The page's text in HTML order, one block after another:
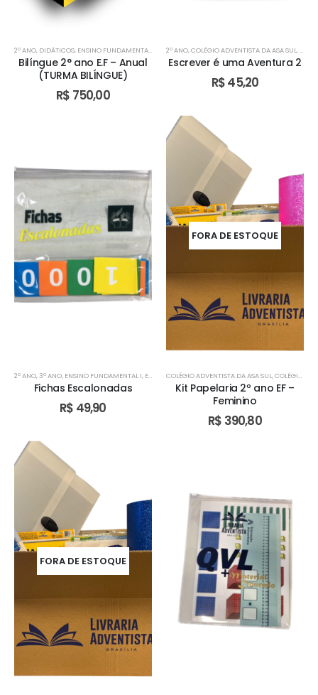
2º ANO, DIDÁTICOS, ENSINO FUNDAMENTAL I TURMA BILÍNGUE,TURMA BILÍNGUE,TURMA
Bilíngue 2° ano E.F – Anual
(TURMA BILÍNGUE)
R$ 750,00
2º ANO,COLÉGIO ADVENTISTA DA ASA SUL,
Escrever é uma Aventura 2
R$45,20
2º ANO,3º ANO, ENSINO FUNDAMENTAL I, ESCOLA ADVENTISTA DE VALPARAÍSO - GO ,TURMA
Fichas Escalonadas
R$ 49,90
FORA DE ESTOQUE
COLÉGIO ADVENTISTA DA ASA SUL,COLÉGIO ADVENTISTA DE ÁGUAS CLARAS
Kit Papelaria 2º ano EF –
Feminino
R$ 390,80
FORA DE ESTOQUE